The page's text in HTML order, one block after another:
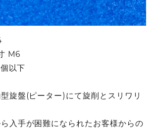
M6
以下
旋盤(ピーター)にて旋削とスリワリ
入手が困難になられたお客様からの